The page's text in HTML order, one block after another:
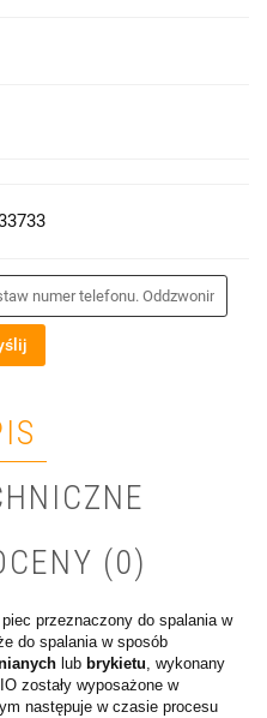
(0)
przeznaczony do spalania w
do spalania w sposób
lub brykietu, wykonany
zostały wyposażone w
następuje w czasie procesu